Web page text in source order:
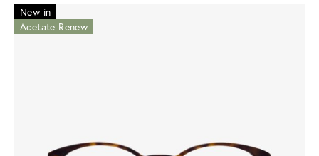
New in
Acetate Renew